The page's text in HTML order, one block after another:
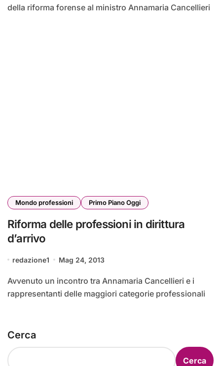
della riforma forense al ministro Annamaria Cancellieri
Mondo professioni Primo Piano Oggi
Riforma delle professioni in dirittura
d’arrivo
redazione1 Mag 24, 2013
Avvenuto un incontro tra Annamaria Cancellieri e i
rappresentanti delle maggiori categorie professionali
Cerca
Cerca